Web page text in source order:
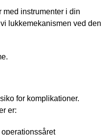
instrumenter i din
lukkemekanismen ved den
for komplikationer.
er: